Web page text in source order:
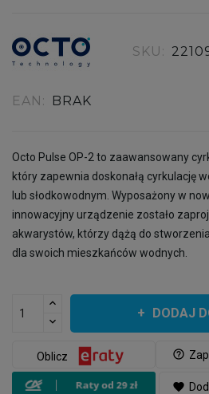
SKU:
EAN: BRAK
Octo Pulse OP-2 to zaawansowany
który zapewnia doskonałą cyrkulację
lub słodkowodnym. Wyposażony w
innowacyjny urządzenie zostało
akwarystów, którzy dążą do
dla swoich mieszkańców wodnych.
DODAJ
help_outline
Oblicz
favorite